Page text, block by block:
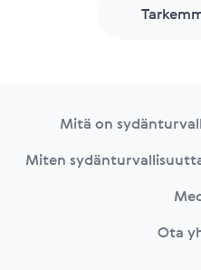
Mitä on
Miten
Ota